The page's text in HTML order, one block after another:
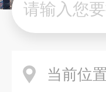
当前位